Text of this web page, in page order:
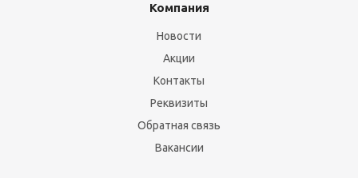
Компания
Новости
Акции
Контакты
Реквизиты
Обратная связь
Вакансии